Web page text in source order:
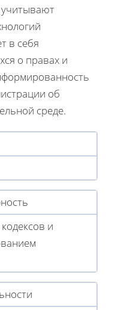
в себя
о правах и
об
среде.
и